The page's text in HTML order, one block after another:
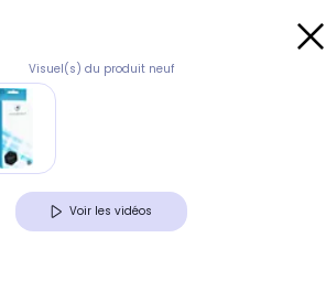
Visuel(s) du produit neuf
Voir les vidéos